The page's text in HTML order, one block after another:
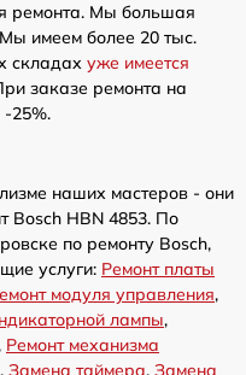
ремонта. Мы большая
Мы имеем более 20 тыс.
складах уже имеется
заказе ремонта на
-25%.
наших мастеров - они
Bosch HBN 4853. По
по ремонту Bosch,
услуги: Ремонт платы
модуля управления,
лампы,
Ремонт механизма
, Замена таймера, Замена